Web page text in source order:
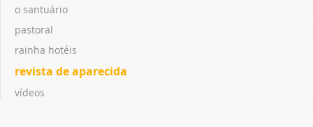
o santuário
pastoral
rainha hotéis
revista de aparecida
vídeos